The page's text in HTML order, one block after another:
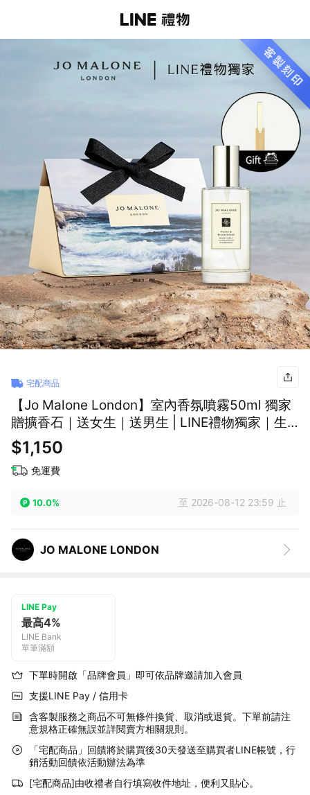
宅配商品
【Jo Malone London】室內香氛噴霧50ml 獨家
贈擴香石｜送女生｜送男生 | LINE禮物獨家｜生
日禮物
$1,150
免運費
10.0% 至 2026-08-12 23:59 止
JO MALONE LONDON
LINE Pay
最高4%
LINE Bank
單筆滿額
下單時開啟「品牌會員」即可依品牌邀請加入會員
支援LINE Pay / 信用卡
含客製服務之商品不可無條件換貨、取消或退貨。下單前請注
意規格正確無誤並詳閱賣方相關規則。
「宅配商品」回饋將於購買後30天發送至購買者LINE帳號，行
銷活動回饋依活動辦法為準
[宅配商品]由收禮者自行填寫收件地址，便利又貼心。